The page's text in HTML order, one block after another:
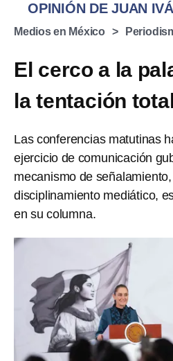
OPINIÓN DE JUAN
Medios en México
El cerco a la
la tentación
Las conferencias matutinas
ejercicio de comunicación
mecanismo de
disciplinamiento mediático,
en su columna.